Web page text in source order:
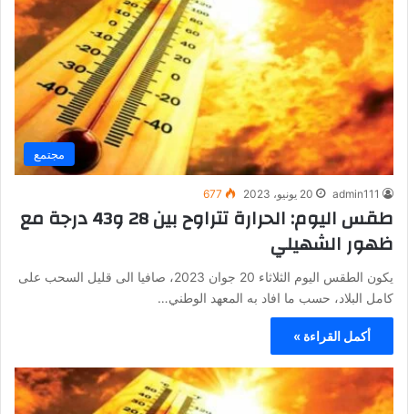
مجتمع
admin111 20 يونيو، 2023 677
طقس اليوم: الحرارة تتراوح بين 28 و43 درجة مع
ظهور الشهيلي
يكون الطقس اليوم الثلاثاء 20 جوان 2023، صافيا الى قليل السحب على
كامل البلاد، حسب ما افاد به المعهد الوطني…
أكمل القراءة »